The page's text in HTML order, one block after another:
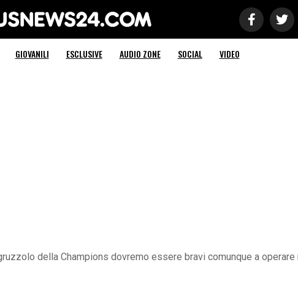
News 24
GIOVANILI ESCLUSIVE AUDIO ZONE SOCIAL VIDEO
della Champions dovremo essere bravi comunque a operare